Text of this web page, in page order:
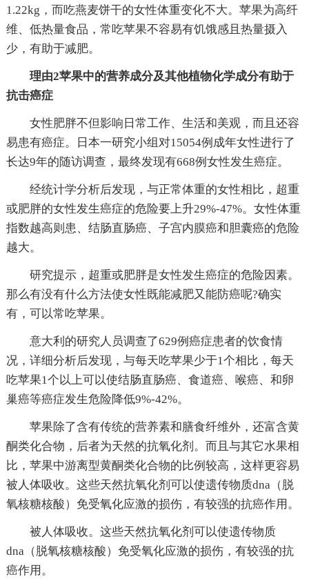
1.22kg，而吃燕麦饼干的女性体重变化不大。苹果为高纤
维、低热量食品，常吃苹果不容易有饥饿感且热量摄入
少，有助于减肥。
理由2苹果中的营养成分及其他植物化学成分有助于
抗击癌症
女性肥胖不但影响日常工作、生活和美观，而且还容
易患有癌症。日本一研究小组对15054例成年女性进行了
长达9年的随访调查，最终发现有668例女性发生癌症。
经统计学分析后发现，与正常体重的女性相比，超重
或肥胖的女性发生癌症的危险要上升29%-47%。女性体重
指数越高则患、结肠直肠癌、子宫内膜癌和胆囊癌的危险
越大。
研究提示，超重或肥胖是女性发生癌症的危险因素。
那么有没有什么方法使女性既能减肥又能防癌呢?确实
有，可以常吃苹果。
意大利的研究人员调查了629例癌症患者的饮食情
况，详细分析后发现，与每天吃苹果少于1个相比，每天
吃苹果1个以上可以使结肠直肠癌、食道癌、喉癌、和卵
巢癌等癌症发生危险降低9%-42%。
苹果除了含有传统的营养素和膳食纤维外，还富含黄
酮类化合物，后者为天然的抗氧化剂。而且与其它水果相
比，苹果中游离型黄酮类化合物的比例较高，这样更容易
被人体吸收。这些天然抗氧化剂可以使遗传物质dna（脱
氧核糖核酸）免受氧化应激的损伤，有较强的抗癌作用。
被人体吸收。这些天然抗氧化剂可以使遗传物质
dna（脱氧核糖核酸）免受氧化应激的损伤，有较强的抗
癌作用。